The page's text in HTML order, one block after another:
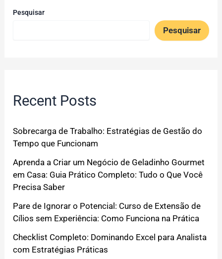
Pesquisar
Pesquisar
Recent Posts
Sobrecarga de Trabalho: Estratégias de Gestão do
Tempo que Funcionam
Aprenda a Criar um Negócio de Geladinho Gourmet
em Casa: Guia Prático Completo: Tudo o Que Você
Precisa Saber
Pare de Ignorar o Potencial: Curso de Extensão de
Cílios sem Experiência: Como Funciona na Prática
Checklist Completo: Dominando Excel para Analista
com Estratégias Práticas